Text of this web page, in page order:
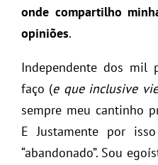
onde compartilho
opiniões.
Independente dos mil
faço (e que inclusive
sempre meu cantinho
E Justamente por
“abandonado”. Sou